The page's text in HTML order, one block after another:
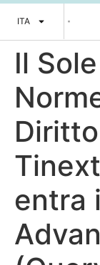
ITA
Il
entra